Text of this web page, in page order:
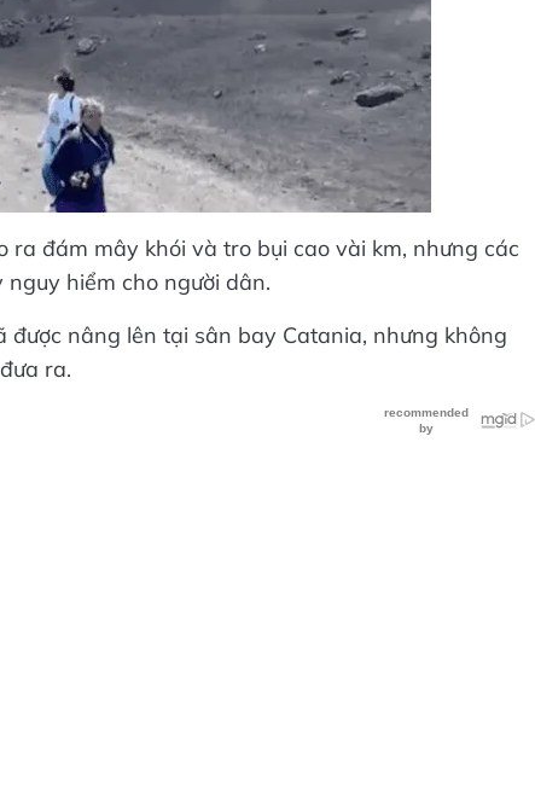
ra đám mây khói và tro bụi cao vài km, nhưng các
hiểm cho người dân.
nâng lên tại sân bay Catania, nhưng không
ra.